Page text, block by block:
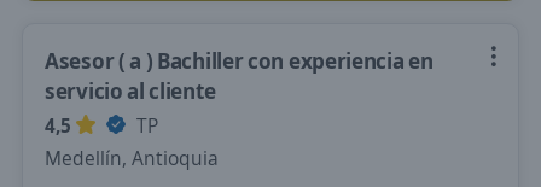
Asesor ( a ) Bachiller con experiencia en
servicio al cliente
4,5
TP
Medellín, Antioquia